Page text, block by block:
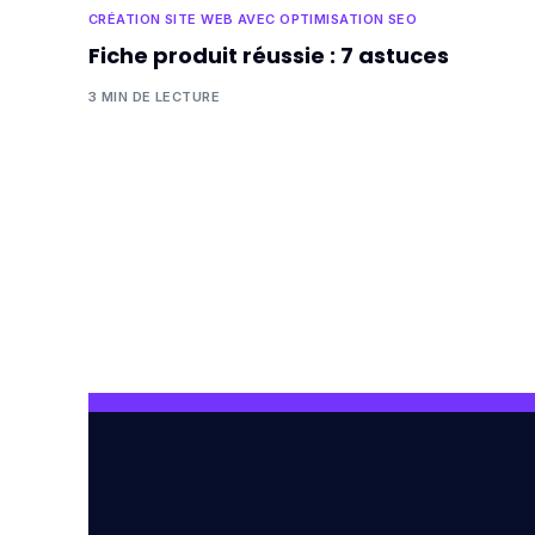
CRÉATION SITE WEB AVEC OPTIMISATION SEO
Fiche produit réussie : 7 astuces
3 MIN DE LECTURE